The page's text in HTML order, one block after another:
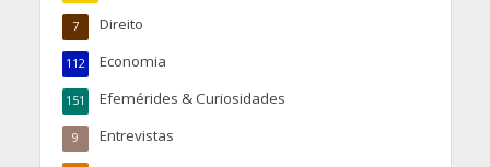
Direito
7
Economia
112
Efemérides & Curiosidades
151
Entrevistas
9